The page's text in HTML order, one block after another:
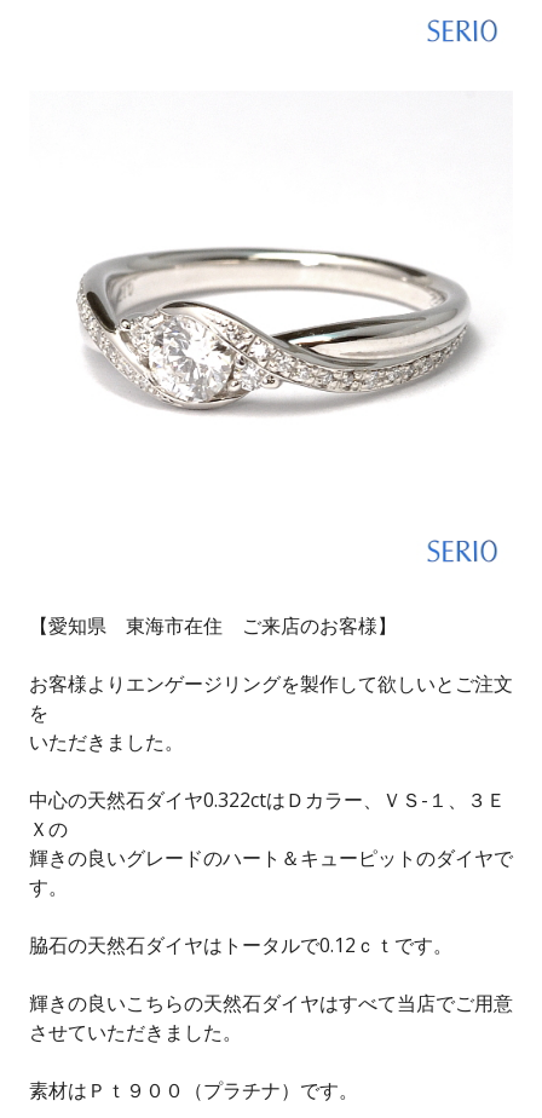
【愛知県 東海市在住 ご来店のお客様】
お客様よりエンゲージリングを製作して欲しいとご注文
を
いただきました。
中心の天然石ダイヤ0.322ctはＤカラー、ＶＳ-１、３Ｅ
Ｘの
輝きの良いグレードのハート＆キューピットのダイヤで
す。
脇石の天然石ダイヤはトータルで0.12ｃｔです。
輝きの良いこちらの天然石ダイヤはすべて当店でご用意
させていただきました。
素材はＰｔ９００（プラチナ）です。